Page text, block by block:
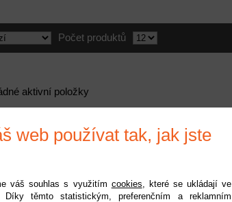
Počet produktů
aktivní položky
web používat tak, jak jste
váš souhlas s využitím cookies , které se ukládají ve
Díky těmto statistickým, preferenčním a reklamním